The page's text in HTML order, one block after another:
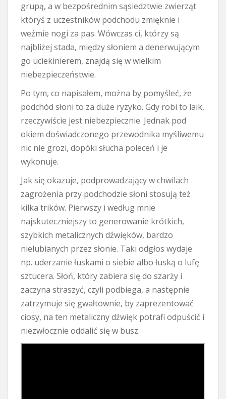
grupą, a w bezpośrednim sąsiedztwie zwierząt
któryś z uczestników podchodu zmięknie i
weźmie nogi za pas. Wówczas ci, którzy są
najbliżej stada, między słoniem a denerwującym
go uciekinierem, znajdą się w wielkim
niebezpieczeństwie.
Po tym, co napisałem, można by pomyśleć, że
podchód słoni to za duże ryzyko. Gdy robi to laik,
rzeczywiście jest niebezpiecznie. Jednak pod
okiem doświadczonego przewodnika myśliwemu
nic nie grozi, dopóki słucha poleceń i je
wykonuje.
Jak się okazuje, podprowadzający w chwilach
zagrożenia przy podchodzie słoni stosują też
kilka trików. Pierwszy i według mnie
najskuteczniejszy to generowanie krótkich,
szybkich metalicznych dźwięków, bardzo
nielubianych przez słonie. Taki odgłos wydaje
np. uderzanie łuskami o siebie albo łuską o lufę
sztucera. Słoń, który zabiera się do szarży i
zaczyna straszyć, czyli podbiega, a następnie
zatrzymuje się gwałtownie, by zaprezentować
ciosy, na ten metaliczny dźwięk potrafi odpuścić i
niezwłocznie oddalić się w busz.